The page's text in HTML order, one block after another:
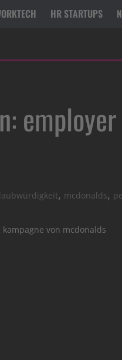
HR STARTUPS
, mcdonalds,
von mcdonalds